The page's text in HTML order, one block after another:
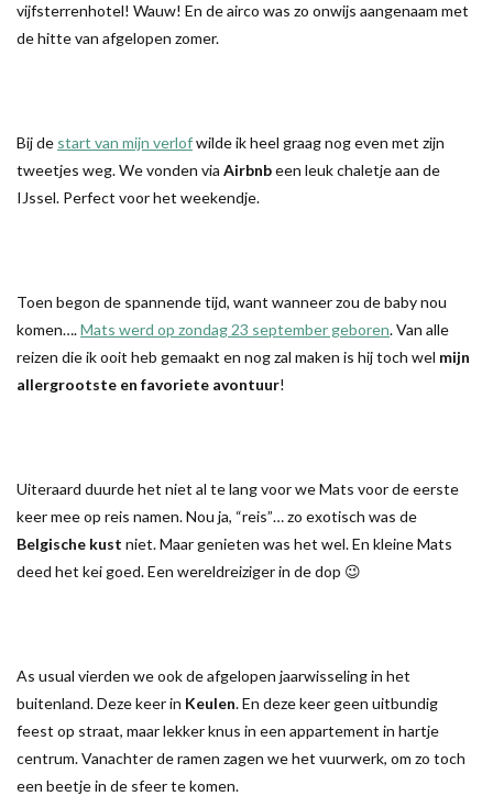
vijfsterrenhotel! Wauw! En de airco was zo onwijs aangenaam met
de hitte van afgelopen zomer.
Bij de start van mijn verlofwilde ik heel graag nog even met zijn
tweetjes weg. We vonden via Airbnbeen leuk chaletje aan de
IJssel. Perfect voor het weekendje.
Toen begon de spannende tijd, want wanneer zou de baby nou
komen….Mats werd op zondag 23 september geboren. Van alle
reizen die ik ooit heb gemaakt en nog zal maken is hij toch wel mijn
allergrootste en favoriete avontuur!
Uiteraard duurde het niet al te lang voor we Mats voor de eerste
keer mee op reis namen. Nou ja, “reis”… zo exotisch was de
Belgische kust niet. Maar genieten was het wel. En kleine Mats
deed het kei goed. Een wereldreiziger in de dop 😉
As usual vierden we ook de afgelopen jaarwisseling in het
buitenland. Deze keer in Keulen. En deze keer geen uitbundig
feest op straat, maar lekker knus in een appartement in hartje
centrum. Vanachter de ramen zagen we het vuurwerk, om zo toch
een beetje in de sfeer te komen.